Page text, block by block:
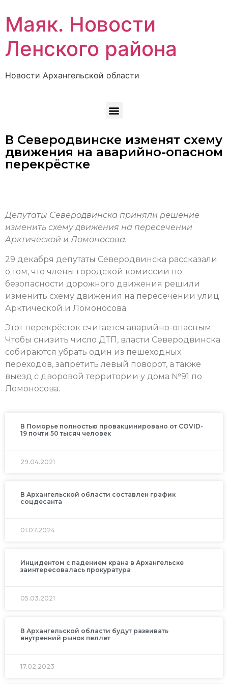
Маяк. Новости
Ленского района
Новости Архангельской области
В Северодвинске изменят схему
движения на аварийно-опасном
перекрёстке
Депутаты Северодвинска приняли решение
изменить схему движения на пересечении
Арктической и Ломоносова.
29 декабря депутаты Северодвинска рассказали
о том, что члены городской комиссии по
безопасности дорожного движения решили
изменить схему движения на пересечении улиц
Арктической и Ломоносова.
Этот перекрёсток считается аварийно-опасным.
Чтобы снизить число ДТП, власти Северодвинска
собираются убрать один из пешеходных
переходов, запретить левый поворот, а также
выезд с дворовой территории у дома №91 по
Ломоносова.
В Поморье полностью провакцинировано от COVID-
19 почти 50 тысяч человек
29.04.2021
В Архангельской области составлен график
соцдесанта
01.07.2024
Инцидентом с падением крана в Архангельске
заинтересовалась прокуратура
05.03.2021
В Архангельской области будут развивать
внутренний рынок пеллет
17.02.2023